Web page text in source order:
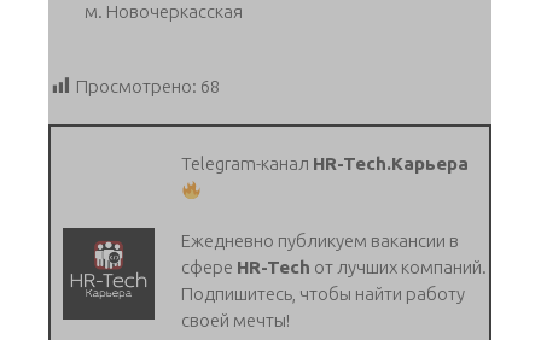
м. Новочеркасская
Просмотрено: 68
Telegram-канал HR-Tech.Карьера
Ежедневно публикуем вакансии в
сфере HR-Tech от лучших компаний.
Подпишитесь, чтобы найти работу
своей мечты!